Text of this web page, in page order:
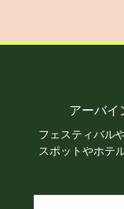
アーバイ
フェスティバル
スポットやホテ